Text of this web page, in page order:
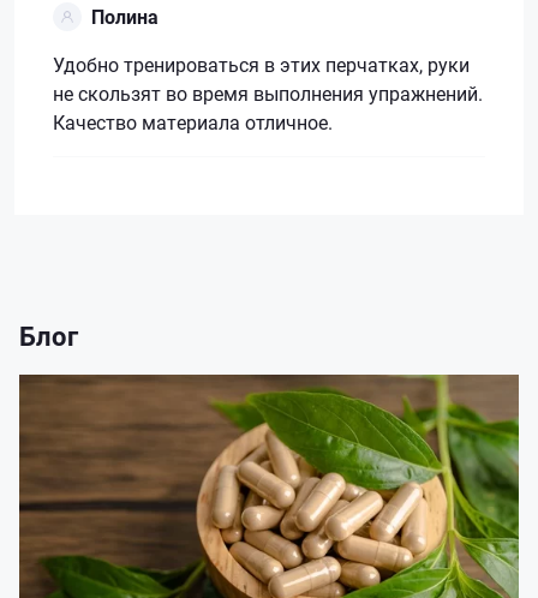
Полина
Удобно тренироваться в этих перчатках, руки
не скользят во время выполнения упражнений.
Качество материала отличное.
Блог